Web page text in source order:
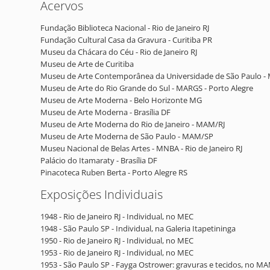
Acervos
Fundação Biblioteca Nacional - Rio de Janeiro RJ
Fundação Cultural Casa da Gravura - Curitiba PR
Museu da Chácara do Céu - Rio de Janeiro RJ
Museu de Arte de Curitiba
Museu de Arte Contemporânea da Universidade de São Paulo -
Museu de Arte do Rio Grande do Sul - MARGS - Porto Alegre
Museu de Arte Moderna - Belo Horizonte MG
Museu de Arte Moderna - Brasília DF
Museu de Arte Moderna do Rio de Janeiro - MAM/RJ
Museu de Arte Moderna de São Paulo - MAM/SP
Museu Nacional de Belas Artes - MNBA - Rio de Janeiro RJ
Palácio do Itamaraty - Brasília DF
Pinacoteca Ruben Berta - Porto Alegre RS
Exposições Individuais
1948 - Rio de Janeiro RJ - Individual, no MEC
1948 - São Paulo SP - Individual, na Galeria Itapetininga
1950 - Rio de Janeiro RJ - Individual, no MEC
1953 - Rio de Janeiro RJ - Individual, no MEC
1953 - São Paulo SP - Fayga Ostrower: gravuras e tecidos, no